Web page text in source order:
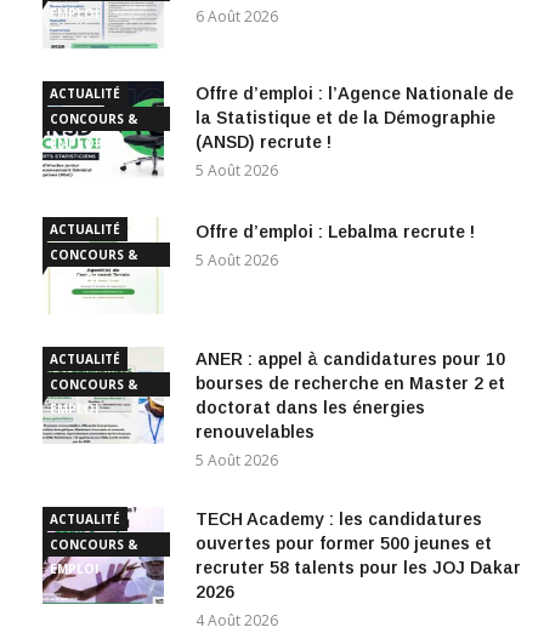
EMPLOI
6 Août 2026
ACTUALITÉ
CONCOURS &
EMPLOI
Offre d’emploi : l’Agence Nationale de
la Statistique et de la Démographie
(ANSD) recrute !
5 Août 2026
ACTUALITÉ
CONCOURS &
EMPLOI
Offre d’emploi : Lebalma recrute !
5 Août 2026
ACTUALITÉ
CONCOURS &
EMPLOI
ANER : appel à candidatures pour 10
bourses de recherche en Master 2 et
doctorat dans les énergies
renouvelables
5 Août 2026
ACTUALITÉ
CONCOURS &
EMPLOI
TECH Academy : les candidatures
ouvertes pour former 500 jeunes et
recruter 58 talents pour les JOJ Dakar
2026
4 Août 2026